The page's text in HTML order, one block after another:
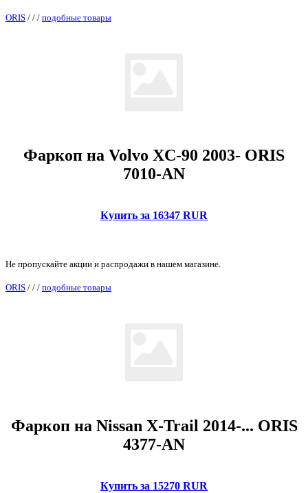
ORIS / / / подобные товары
Фаркоп на Volvo XC-90 2003- ORIS
7010-AN
Купить за 16347 RUR
Не пропускайте акции и распродажи в нашем магазине.
ORIS / / / подобные товары
Фаркоп на Nissan X-Trail 2014-... ORIS
4377-AN
Купить за 15270 RUR